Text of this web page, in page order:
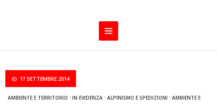
17 SETTEMBRE 2014
AMBIENTE E TERRITORIO ·IN EVIDENZA ·ALPINISMO E SPEDIZIONI ·AMBIENTE E